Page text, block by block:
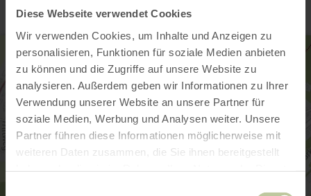
Diese Webseite verwendet Cookies
Wir verwenden Cookies, um Inhalte und Anzeigen zu
personalisieren, Funktionen für soziale Medien anbieten
zu können und die Zugriffe auf unsere Website zu
analysieren. Außerdem geben wir Informationen zu Ihrer
Verwendung unserer Website an unsere Partner für
soziale Medien, Werbung und Analysen weiter. Unsere
Partner führen diese Informationen möglicherweise mit
weiteren Daten zusammen, die Sie ihnen bereitgestellt